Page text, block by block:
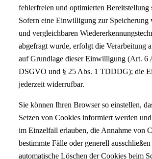
fehlerfreien und optimierten Bereitstellung
Sofern eine Einwilligung zur Speicherung
und vergleichbaren
abgefragt wurde, erfolgt die Verarbeitung
auf Grundlage dieser Einwilligung (Art. 6
DSGVO und § 25 Abs. 1 TDDDG); die
jederzeit widerrufbar.
Sie können Ihren Browser so einstellen,
Setzen von Cookies informiert werden
im Einzelfall erlauben, die Annahme von
bestimmte Fälle oder generell
automatische Löschen der Cookies beim